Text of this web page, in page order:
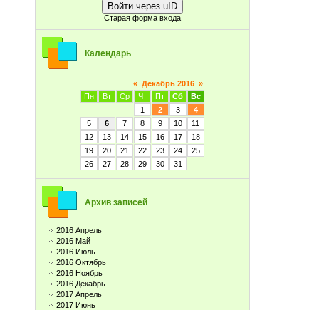
Войти через uID
Старая форма входа
Календарь
« Декабрь 2016 »
Пн
Вт Ср Чт Пт Сб
Вс
1
2 3
4
5
6 7 8 9 10
11
12
13 14 15 16 17
18
19
20 21 22 23 24
25
26
27 28 29 30 31
Архив записей
2016 Апрель
2016 Май
2016 Июль
2016 Октябрь
2016 Ноябрь
2016 Декабрь
2017 Апрель
2017 Июнь